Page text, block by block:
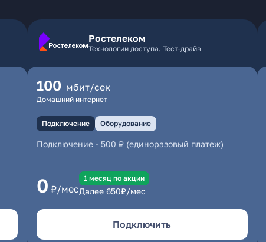
Ростелеком
Технологии доступа. Тест-драйв
100 мбит/сек
Домашний интернет
Подключение Оборудование
Подключение- 500 ₽ (единоразовый платеж)
0 ₽/мес
1 месяц по акции
Далее 650₽/мес
Подключить